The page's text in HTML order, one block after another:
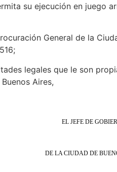
su ejecución en juego
General de la
legales que le son
Aires,
EL JEFE DE
DE LA CIUDAD DE